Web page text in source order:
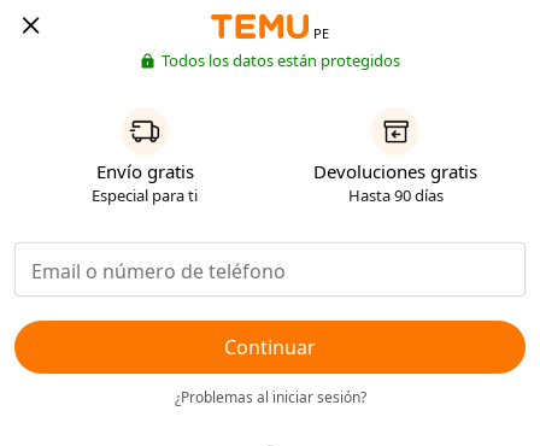
PE
Todos los datos están protegidos
Envío gratis
Especial para ti
Devoluciones gratis
Hasta 90 días
Continuar
¿Problemas al iniciar sesión?